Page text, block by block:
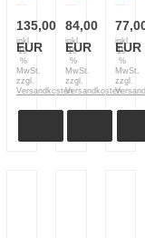
135,00
EUR
inkl.
19
%
MwSt.
zzgl.
Versandkosten
84,00
EUR
inkl.
19
%
MwSt.
zzgl.
Versandkosten
EUR
inkl.
19
%
MwSt.
zzgl.